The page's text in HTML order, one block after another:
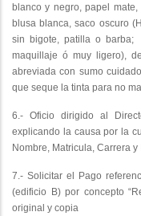
blanco y negro, papel
blusa blanca, saco oscuro
sin bigote, patilla o
maquillaje ó muy ligero),
abreviada con sumo
que seque la tinta para no
6.- Oficio dirigido al
explicando la causa por la
Nombre, Matricula, Carrera y
7.- Solicitar el Pago
(edificio B) por concepto
original y copia